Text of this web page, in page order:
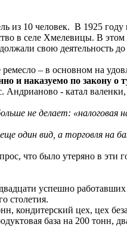
из 10 человек. В 1925
в селе Хмелевицы. В
свою деятельность
– в основном на
и наказуемо по закону о
Андрианово - катал
не делает: «налоговая
один вид, а торговля на
что было утеряно в эти
успешно
столетия.
кондитерский цех, цех
база на 200 тонн,